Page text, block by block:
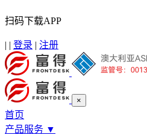
扫码下载APP
| | 登录 | 注册
×
首页
产品服务 ▼